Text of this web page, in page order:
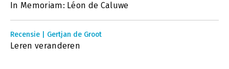
In Memoriam: Léon de Caluwe
Recensie | Gertjan de Groot
Leren veranderen